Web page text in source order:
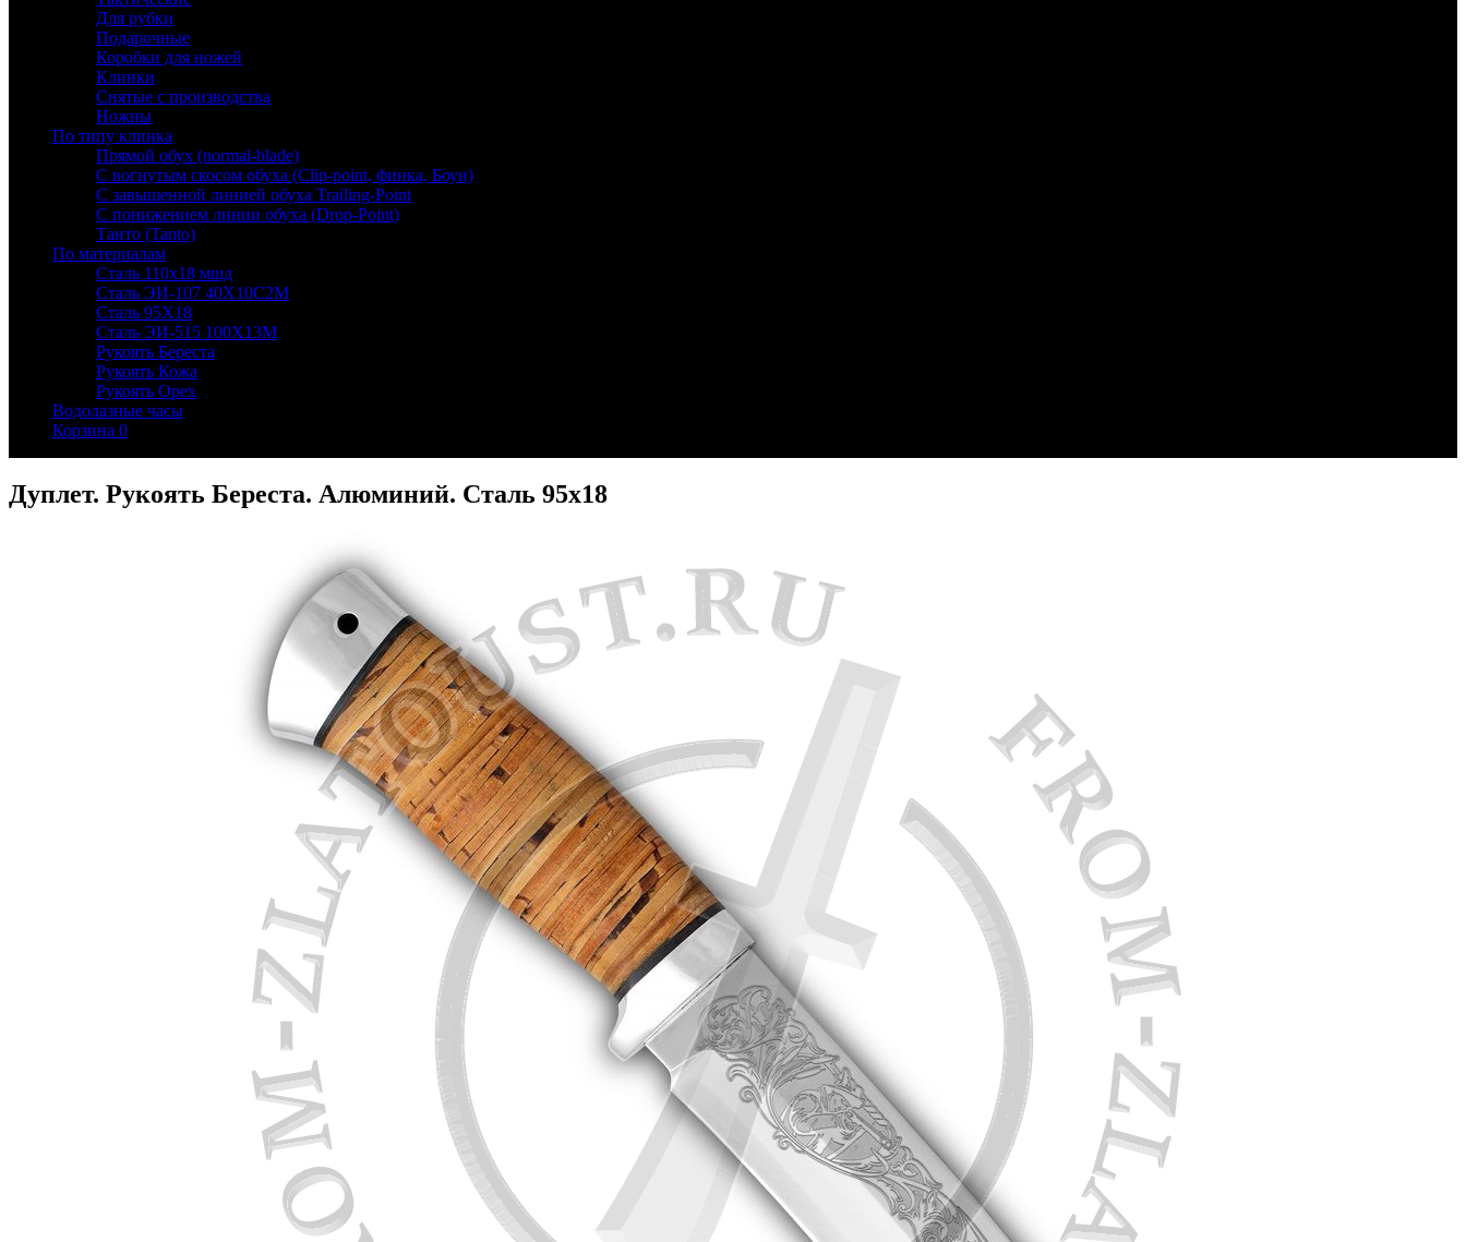
Для рубки
Подарочные
Коробки для ножей
Клинки
Снятые с производства
Ножны
По типу клинка
Прямой обух (normal-blade)
С вогнутым скосом обуха (Clip-point, финка, Боуи)
С завышенной линией обуха Trailing-Point
С понижением линии обуха (Drop-Point)
Танто (Tanto)
По материалам
Сталь 110х18 мшд
Сталь ЭИ-107 40Х10С2М
Сталь 95Х18
Сталь ЭИ-515 100Х13М
Рукоять Береста
Рукоять Кожа
Рукоять Орех
Водолазные часы
Корзина 0
Дуплет. Рукоять Береста. Алюминий. Сталь 95х18